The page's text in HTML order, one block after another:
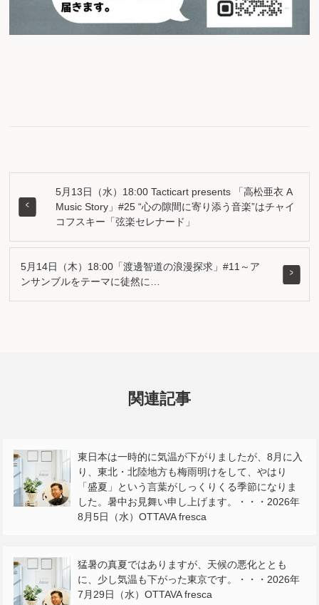
5月13日（水）18:00 Tacticart presents 「高松亜衣 A
Music Story」#25 “心の隙間に寄り添う音楽”はチャイ
コフスキー「弦楽セレナード」
5月14日（木）18:00「渡邊智道の浪漫探求」#11～ア
ンサンブルをテーマに徒然に…
関連記事
東日本は一時的に気温が下がりましたが、8月に入
り、東北・北陸地方も梅雨明けをして、やはり
「盛夏」という言葉がしっくりくる季節になりま
した。暑中お見舞い申し上げます。・・・2026年
8月5日（水）OTTAVA fresca
猛暑の真夏ではありますが、天候の悪化ととも
に、少し気温も下がった東京です。・・・2026年
7月29日（水）OTTAVA fresca